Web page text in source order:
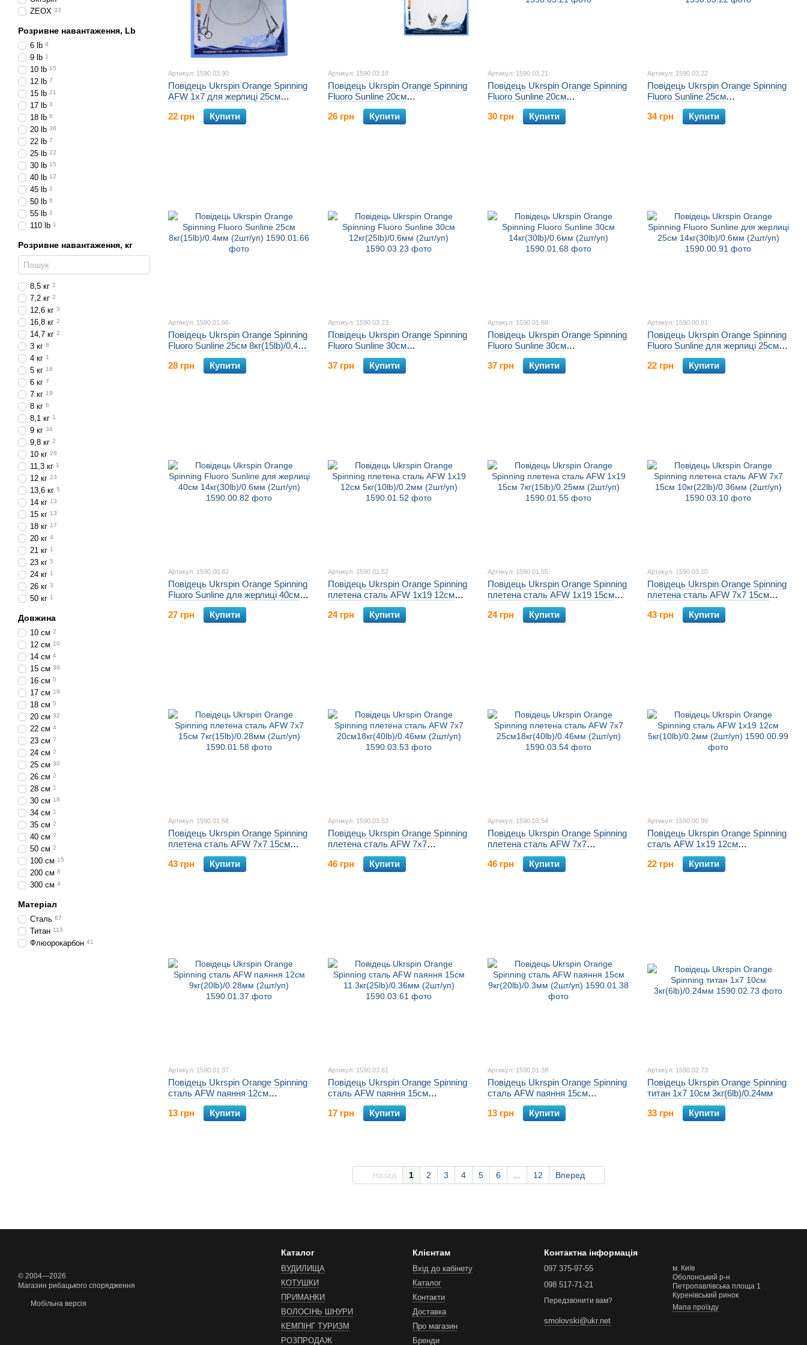
Артикул: 1590.03.90
Повідець Ukrspin Orange Spinning
AFW 1х7 для жерлиці 25см
10кг(20lb)/0.28мм (2шт/уп)
22 грн
Купити
Артикул: 1590.03.18
Повідець Ukrspin Orange Spinning
Fluoro Sunline 20см
10кг(20lb)/0.5мм (2шт/уп)
26 грн
Купити
Артикул: 1590.03.21
Повідець Ukrspin Orange Spinning
Fluoro Sunline 20см
14кг(30lb)/0.6мм (2шт/уп)
30 грн
Купити
Артикул: 1590.03.22
Повідець Ukrspin Orange Spinning
Fluoro Sunline 25см
14кг(30lb)/0.6мм (2шт/уп)
34 грн
Купити
Артикул: 1590.01.66
Повідець Ukrspin Orange Spinning
Fluoro Sunline 25см 8кг(15lb)/0.4мм
28 грн
Купити
Артикул: 1590.03.23
Повідець Ukrspin Orange Spinning
Fluoro Sunline 30см
12кг(25lb)/0.6мм (2шт/уп)
37 грн
Купити
Артикул: 1590.01.68
Повідець Ukrspin Orange Spinning
Fluoro Sunline 30см
14кг(30lb)/0.6мм (2шт/уп)
37 грн
Купити
Артикул: 1590.00.91
Повідець Ukrspin Orange Spinning
Fluoro Sunline для жерлиці 25см
14кг(30lb)/0.6мм (2шт/уп)
22 грн
Купити
Артикул: 1590.00.82
Повідець Ukrspin Orange Spinning
Fluoro Sunline для жерлиці 40см
14кг(30lb)/0.6мм (2шт/уп)
27 грн
Купити
Артикул: 1590.01.52
Повідець Ukrspin Orange Spinning
плетена сталь AFW 1х19 12см
5кг(10lb)/0.2мм (2шт/уп)
24 грн
Купити
Артикул: 1590.01.55
Повідець Ukrspin Orange Spinning
плетена сталь AFW 1х19 15см
7кг(15lb)/0.25мм (2шт/уп)
24 грн
Купити
Артикул: 1590.03.10
Повідець Ukrspin Orange Spinning
плетена сталь AFW 7х7 15см
10кг(22lb)/0.36мм (2шт/уп)
43 грн
Купити
Артикул: 1590.01.58
Повідець Ukrspin Orange Spinning
плетена сталь AFW 7х7 15см
7кг(15lb)/0.28мм (2шт/уп)
43 грн
Купити
Артикул: 1590.03.53
Повідець Ukrspin Orange Spinning
плетена сталь AFW 7х7
20см18кг(40lb)/0.46мм (2шт/уп)
46 грн
Купити
Артикул: 1590.03.54
Повідець Ukrspin Orange Spinning
плетена сталь AFW 7х7
25см18кг(40lb)/0.46мм (2шт/уп)
46 грн
Купити
Артикул: 1590.00.99
Повідець Ukrspin Orange Spinning
сталь AFW 1x19 12см
5кг(10lb)/0.2мм (2шт/уп)
22 грн
Купити
Артикул: 1590.01.37
Повідець Ukrspin Orange Spinning
сталь AFW паяння 12см
9кг(20lb)/0.28мм (2шт/уп)
13 грн
Купити
Артикул: 1590.03.61
Повідець Ukrspin Orange Spinning
сталь AFW паяння 15см
11.3кг(25lb)/0.36мм (2шт/уп)
17 грн
Купити
Артикул: 1590.01.38
Повідець Ukrspin Orange Spinning
сталь AFW паяння 15см
9кг(20lb)/0.3мм (2шт/уп)
13 грн
Купити
Артикул: 1590.02.73
Повідець Ukrspin Orange Spinning
титан 1x7 10см 3кг(6lb)/0.24мм
33 грн
Купити
Назад 1 2 3 4 5 6 12 Вперед
ZEOX 33
Розривне навантаження, Lb
6 lb 8
9 lb 1
10 lb 15
12 lb 7
15 lb 21
17 lb 3
18 lb 6
20 lb 36
22 lb 7
25 lb 22
30 lb 15
40 lb 12
45 lb 1
50 lb 6
55 lb 1
110 lb 1
Розривне навантаження, кг
8,5 кг 2
7,2 кг 2
12,6 кг 3
16,8 кг 2
14,7 кг 2
3 кг 8
4 кг 1
5 кг 16
6 кг 7
7 кг 19
8 кг 6
8,1 кг 1
9 кг 34
9,8 кг 2
10 кг 28
11,3 кг 1
12 кг 23
13,6 кг 5
14 кг 13
15 кг 13
18 кг 17
20 кг 4
21 кг 1
23 кг 5
24 кг 1
26 кг 3
50 кг 1
Довжина
10 см 2
12 см 10
14 см 4
15 см 38
16 см 5
17 см 18
18 см 5
20 см 32
22 см 4
23 см 7
24 см 2
25 см 30
26 см 2
28 см 1
30 см 18
34 см 1
35 см 2
40 см 7
50 см 2
100 см 15
200 см 8
300 см 4
Матеріал
Сталь 67
Титан 113
Флюорокарбон 41
© 2004—2026
Магазин рибацького спорядження
Мобільна версія
Каталог
ВУДИЛИЩА
КОТУШКИ
ПРИМАНКИ
ВОЛОСІНЬ ШНУРИ
КЕМПІНГ ТУРИЗМ
РОЗПРОДАЖ
Клієнтам
Вхід до кабінету
Каталог
Контакти
Доставка
Про магазин
Бренди
Контактна інформація
097 375-97-55
098 517-71-21
Передзвонити вам?
smolovski@ukr.net
м. Київ
Оболонський р-н
Петропавлівська площа 1
Куренівський ринок
Мапа проїзду